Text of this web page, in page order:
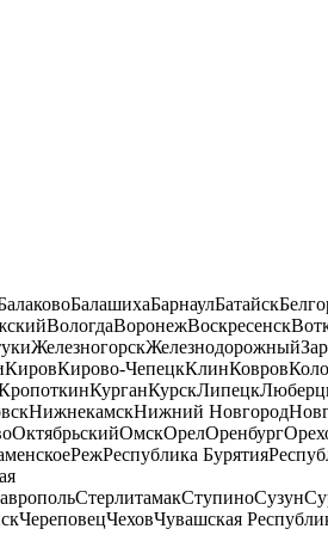
БалашихаБарнаулБатайск
ВологдаВоронежВоскресенск
ЖелезногорскЖелезнодорожный
КировКирово-ЧепецкКлинКовров
КурганКурскЛипецк
НижнекамскНижний Новгород
ОктябрьскийОмскОрелОренбург
РежРеспублика Бурятия
СтерлитамакСтупиноСузун
ЧереповецЧеховЧувашская